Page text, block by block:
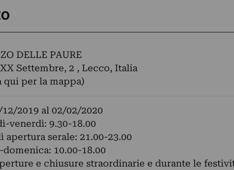
DELLE PAURE
XX Settembre, 2 , Lecco, Italia
qui per la mappa)
2019 al 02/02/2020
venerdì: 9.30-18.00
apertura serale: 21.00-23.00
domenica: 10.00-18.00
e chiusure straordinarie e durante le